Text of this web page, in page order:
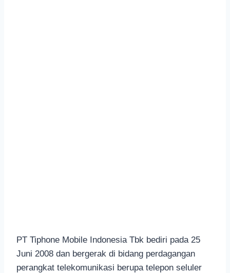
PT Tiphone Mobile Indonesia Tbk bediri pada 25
Juni 2008 dan bergerak di bidang perdagangan
perangkat telekomunikasi berupa telepon seluler